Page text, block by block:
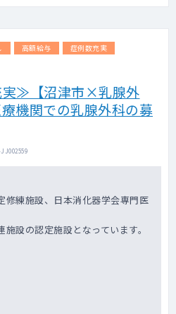
高額給与
症例数充実
≫【沼津市×乳腺外
機関での乳腺外科の募
修練施設、日本消化器学会専門医
設の認定施設となっています。